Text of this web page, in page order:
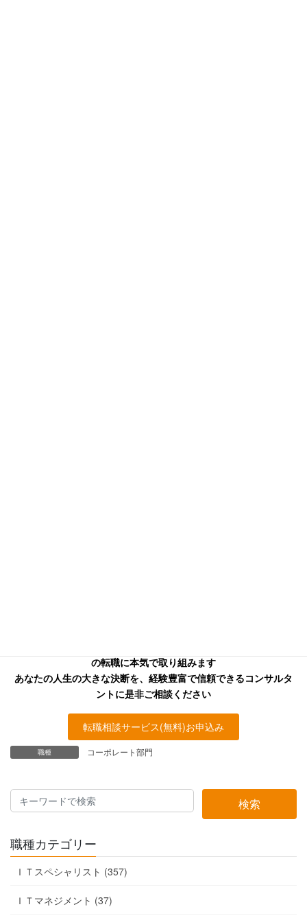
の転職に本気で取り組みます
あなたの人生の大きな決断を、経験豊富で信頼できるコンサルタ
ントに是非ご相談ください
転職相談サービス(無料)お申込み
職種 コーポレート部門
検索
職種カテゴリー
ＩＴスペシャリスト (357)
ＩＴマネジメント (37)